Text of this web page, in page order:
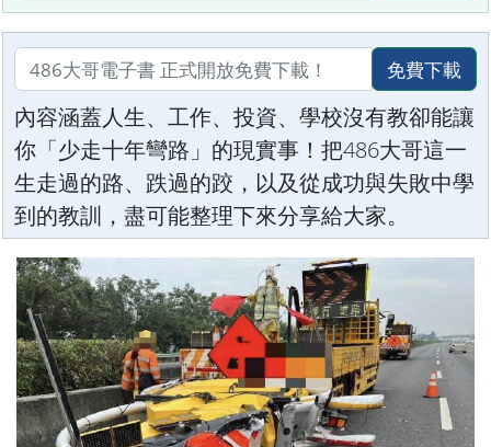
免費下載
內容涵蓋人生、工作、投資、學校沒有教卻能讓
你「少走十年彎路」的現實事！把486大哥這一
生走過的路、跌過的跤，以及從成功與失敗中學
到的教訓，盡可能整理下來分享給大家。